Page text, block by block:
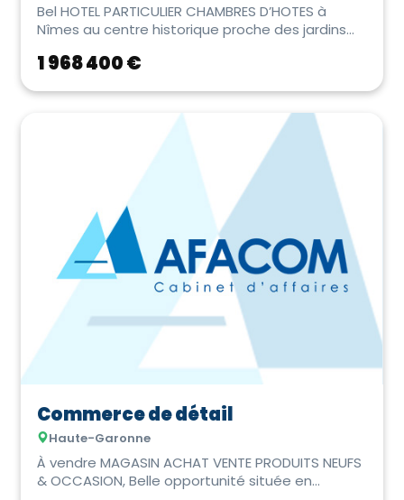
Bel HOTEL PARTICULIER CHAMBRES D’HOTES à
Nîmes au centre historique proche des jardins
1 968 400 €
Commerce de détail
Haute-Garonne
À vendre MAGASIN ACHAT VENTE PRODUITS NEUFS
& OCCASION, Belle opportunité située en